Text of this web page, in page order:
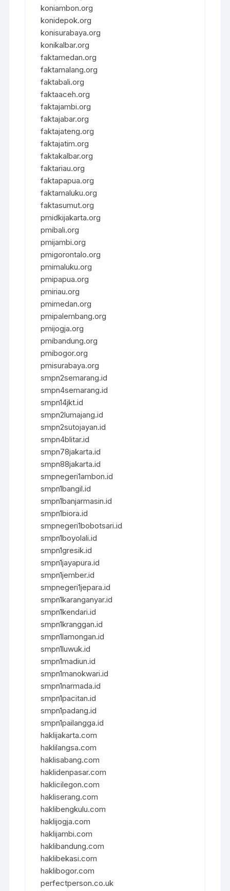
koniambon.org
konidepok.org
konisurabaya.org
konikalbar.org
faktamedan.org
faktamalang.org
faktabali.org
faktaaceh.org
faktajambi.org
faktajabar.org
faktajateng.org
faktajatim.org
faktakalbar.org
faktariau.org
faktapapua.org
faktamaluku.org
faktasumut.org
pmidkijakarta.org
pmibali.org
pmijambi.org
pmigorontalo.org
pmimaluku.org
pmipapua.org
pmiriau.org
pmimedan.org
pmipalembang.org
pmijogja.org
pmibandung.org
pmibogor.org
pmisurabaya.org
smpn2semarang.id
smpn4semarang.id
smpn14jkt.id
smpn2lumajang.id
smpn2sutojayan.id
smpn4blitar.id
smpn78jakarta.id
smpn88jakarta.id
smpnegeri1ambon.id
smpn1bangil.id
smpn1banjarmasin.id
smpn1biora.id
smpnegeri1bobotsari.id
smpn1boyolali.id
smpn1gresik.id
smpn1jayapura.id
smpn1jember.id
smpnegeri1jepara.id
smpn1karanganyar.id
smpn1kendari.id
smpn1kranggan.id
smpn1lamongan.id
smpn1luwuk.id
smpn1madiun.id
smpn1manokwari.id
smpn1narmada.id
smpn1pacitan.id
smpn1padang.id
smpn1pailangga.id
haklijakarta.com
haklilangsa.com
haklisabang.com
haklidenpasar.com
haklicilegon.com
hakliserang.com
haklibengkulu.com
haklijogja.com
haklijambi.com
haklibandung.com
haklibekasi.com
haklibogor.com
perfectperson.co.uk